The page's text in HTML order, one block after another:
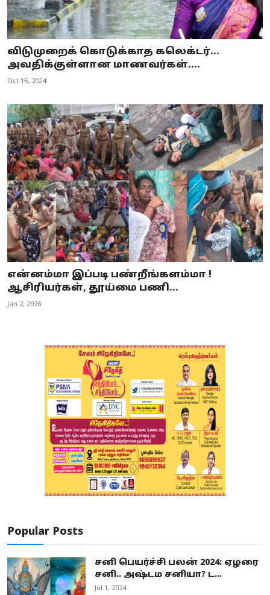
விடுமுறைக் கொடுக்காத கலெக்டர்…
அவதிக்குள்ளான மாணவர்கள்....
Oct 15, 2024
என்னம்மா இப்படி பண்றீங்களம்மா !
ஆசிரியர்கள், தூய்மை பணி...
Jan 2, 2026
Popular Posts
சனி பெயர்ச்சி பலன் 2024: ஏழரை
சனி.. அஷ்டம சனியா? ட...
Jul 1, 2024